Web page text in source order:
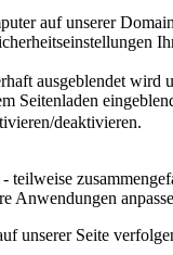
auf unserer
ausgeblendet
Seitenladen
deaktivieren.
teilweise
Anwendungen
unserer Seite